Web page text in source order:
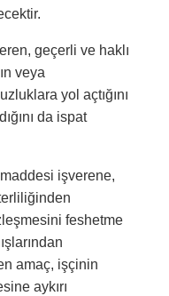
geçerli ve haklı
veya
yol açtığını
da ispat
işverene,
feshetme
amaç, işçinin
aykırı